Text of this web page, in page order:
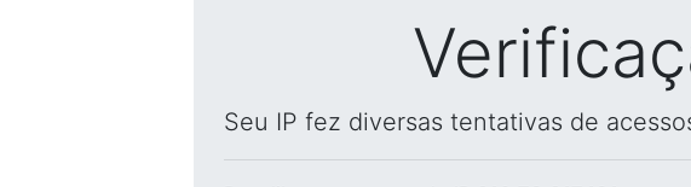
Seu IP fez diversas tentativas de